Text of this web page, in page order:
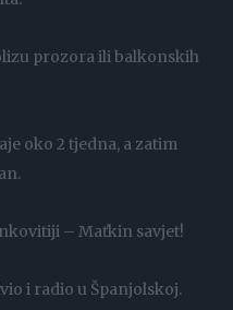
prozora ili balkonskih
oko 2 tjedna, a zatim
– Maťkin savjet!
i radio u Španjolskoj.